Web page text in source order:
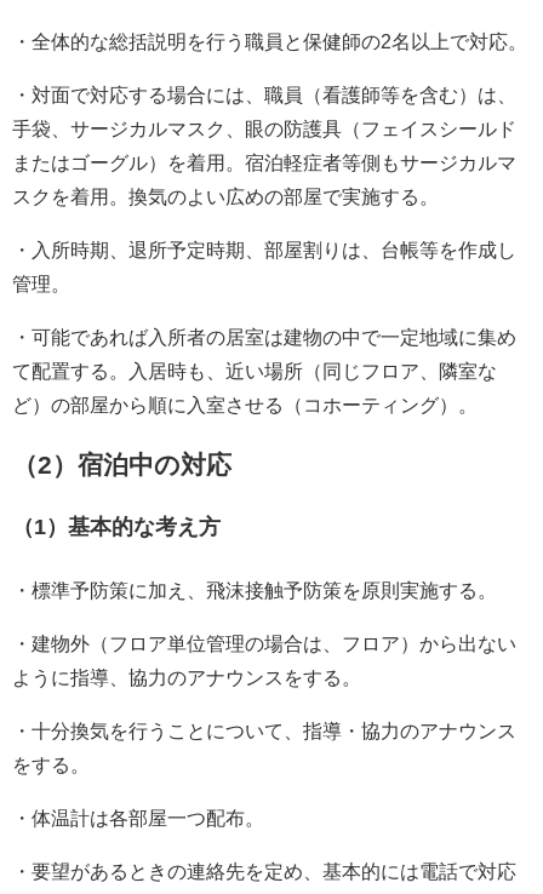
・全体的な総括説明を行う職員と保健師の2名以上で対応。
・対面で対応する場合には、職員（看護師等を含む）は、
手袋、サージカルマスク、眼の防護具（フェイスシールド
またはゴーグル）を着用。宿泊軽症者等側もサージカルマ
スクを着用。換気のよい広めの部屋で実施する。
・入所時期、退所予定時期、部屋割りは、台帳等を作成し
管理。
・可能であれば入所者の居室は建物の中で一定地域に集め
て配置する。入居時も、近い場所（同じフロア、隣室な
ど）の部屋から順に入室させる（コホーティング）。
（2）宿泊中の対応
（1）基本的な考え方
・標準予防策に加え、飛沫接触予防策を原則実施する。
・建物外（フロア単位管理の場合は、フロア）から出ない
ように指導、協力のアナウンスをする。
・十分換気を行うことについて、指導・協力のアナウンス
をする。
・体温計は各部屋一つ配布。
・要望があるときの連絡先を定め、基本的には電話で対応